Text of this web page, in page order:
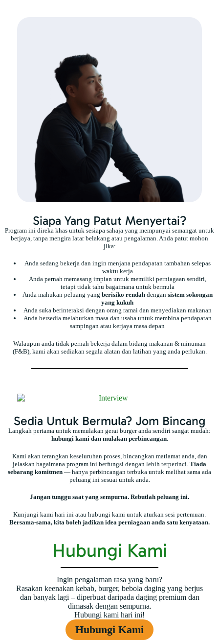
Siapa Yang Patut Menyertai?
Program ini direka khas untuk sesiapa sahaja yang mempunyai semangat untuk
berjaya, tanpa mengira latar belakang atau pengalaman. Anda patut mohon
jika:
Anda sedang bekerja dan ingin menjana pendapatan tambahan selepas
waktu kerja
Anda pernah memasang impian untuk memiliki perniagaan sendiri,
tetapi tidak tahu bagaimana untuk bermula
Anda mahukan peluang yang berisiko rendahdengan sistem sokongan
yang kukuh
Anda suka berinteraksi dengan orang ramai dan menyediakan makanan
Anda bersedia melaburkan masa dan usaha untuk membina pendapatan
sampingan atau kerjaya masa depan
Walaupun anda tidak pernah bekerja dalam bidang makanan & minuman
(F&B), kami akan sediakan segala alatan dan latihan yang anda perlukan.
Sedia Untuk Bermula? Jom Bincang
Langkah pertama untuk memulakan gerai burger anda sendiri sangat mudah:
hubungi kami dan mulakan perbincangan.
Kami akan terangkan keseluruhan proses, bincangkan matlamat anda, dan
jelaskan bagaimana program ini berfungsi dengan lebih terperinci. Tiada
sebarang komitmen — hanya perbincangan terbuka untuk melihat sama ada
peluang ini sesuai untuk anda.
Jangan tunggu saat yang sempurna. Rebutlah peluang ini.
Kunjungi kami hari ini atau hubungi kami untuk aturkan sesi pertemuan.
Bersama-sama, kita boleh jadikan idea perniagaan anda satu kenyataan.
Hubungi Kami
Ingin pengalaman rasa yang baru?
Rasakan keenakan kebab, burger, bebola daging yang berjus
dan banyak lagi – diperbuat daripada daging premium dan
dimasak dengan sempurna.
Hubungi kami hari ini!
Hubungi Kami